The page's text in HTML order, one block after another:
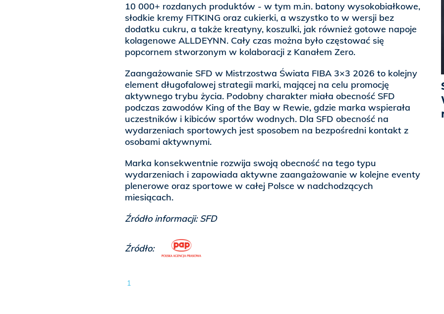
10 000+ rozdanych produktów - w tym m.in. batony wysokobiałkowe,
słodkie kremy FITKING oraz cukierki, a wszystko to w wersji bez
dodatku cukru, a także kreatyny, koszulki, jak również gotowe napoje
kolagenowe ALLDEYNN. Cały czas można było częstować się
popcornem stworzonym w kolaboracji z Kanałem Zero.
Zaangażowanie SFD w Mistrzostwa Świata FIBA 3×3 2026 to kolejny
element długofalowej strategii marki, mającej na celu promocję
aktywnego trybu życia. Podobny charakter miała obecność SFD
podczas zawodów King of the Bay w Rewie, gdzie marka wspierała
uczestników i kibiców sportów wodnych. Dla SFD obecność na
wydarzeniach sportowych jest sposobem na bezpośredni kontakt z
osobami aktywnymi.
Marka konsekwentnie rozwija swoją obecność na tego typu
wydarzeniach i zapowiada aktywne zaangażowanie w kolejne eventy
plenerowe oraz sportowe w całej Polsce w nadchodzących
miesiącach.
Źródło informacji: SFD
Źródło:
1